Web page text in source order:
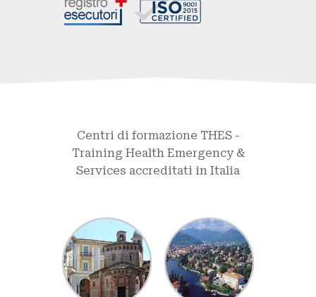
Centri di formazione THES -
Training Health Emergency &
Services accreditati in Italia